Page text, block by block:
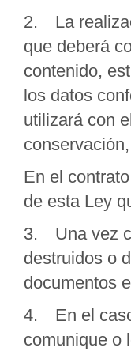
2. La
que deberá
contenido,
los datos
utilizará con
En el
de esta Ley
3. Una vez
destruidos o
documentos
4. En el caso
comunique o